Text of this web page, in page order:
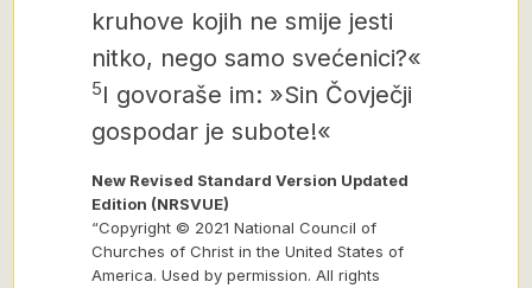
kruhove kojih ne smije jesti
nitko, nego samo svećenici?«
5I govoraše im: »Sin Čovječji
gospodar je subote!«
New Revised Standard Version Updated
Edition (NRSVUE)
“Copyright © 2021 National Council of
Churches of Christ in the United States of
America. Used by permission. All rights